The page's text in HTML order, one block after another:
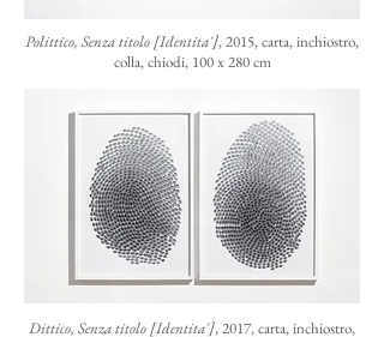
Polittico, Senza titolo [Identita'], 2015, carta, inchiostro,
colla, chiodi, 100 x 280 cm
Dittico, Senza titolo [Identita'], 2017, carta, inchiostro,